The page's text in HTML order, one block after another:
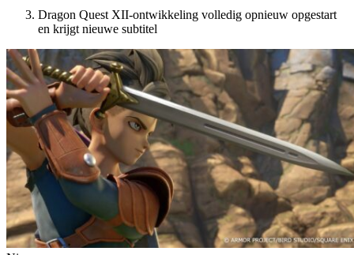
Dragon Quest XII-ontwikkeling volledig opnieuw opgestart
en krijgt nieuwe subtitel